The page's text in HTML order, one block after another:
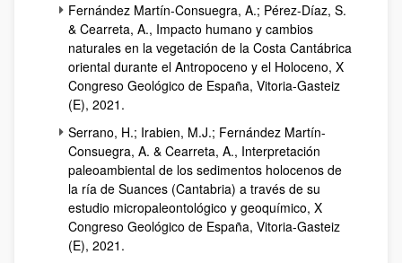
Fernández Martín-Consuegra, A.; Pérez-Díaz, S.
& Cearreta, A., Impacto humano y cambios
naturales en la vegetación de la Costa Cantábrica
oriental durante el Antropoceno y el Holoceno, X
Congreso Geológico de España, Vitoria-Gasteiz
(E), 2021.
Serrano, H.; Irabien, M.J.; Fernández Martín-
Consuegra, A. & Cearreta, A., Interpretación
paleoambiental de los sedimentos holocenos de
la ría de Suances (Cantabria) a través de su
estudio micropaleontológico y geoquímico, X
Congreso Geológico de España, Vitoria-Gasteiz
(E), 2021.